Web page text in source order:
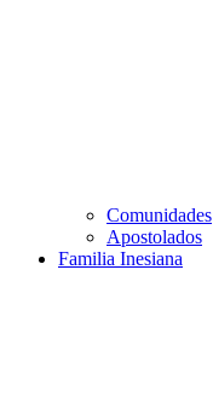
Comunidades
Apostolados
Familia Inesiana